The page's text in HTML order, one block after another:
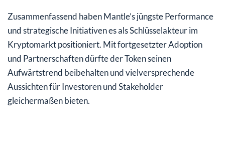
Zusammenfassend haben Mantle’s jüngste Performance
und strategische Initiativen es als Schlüsselakteur im
Kryptomarkt positioniert. Mit fortgesetzter Adoption
und Partnerschaften dürfte der Token seinen
Aufwärtstrend beibehalten und vielversprechende
Aussichten für Investoren und Stakeholder
gleichermaßen bieten.